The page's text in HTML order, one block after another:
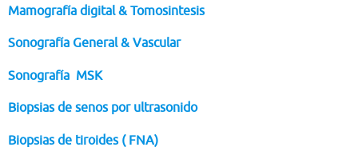
Mamografía digital & Tomosintesis
Sonografía General & Vascular
Sonografía MSK
Biopsias de senos por ultrasonido
Biopsias de tiroides ( FNA)